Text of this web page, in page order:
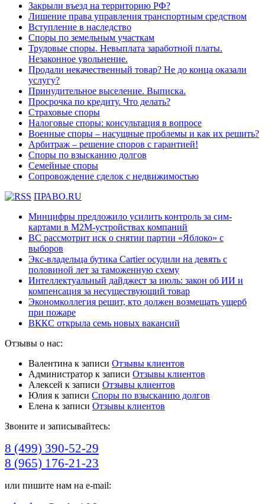
Закрыли въезд на территорию РФ?
Лишение права управления транспортным средством
Вступление в наследство
Споры по земельным участкам
Трудовые споры. Невыплата заработной платы.
Незаконное увольнение.
Продали некачественный товар? Не до конца оказали
услугу?
Принудительное выселение. Выписка.
Просрочка по кредиту. Что делать?
Страховые споры
Налоговые споры: консультация в вопросе
Военные споры – насущные проблемы и как их решить?
Арбитраж – решение споров с гарантией!
Споры по взысканию долгов
Семейные споры
Сопровождение сделок с недвижимостью
ПРАВО.RU
Минцифры предложило усилить контроль за сим-
картами в M2M-устройствах компаний
ВС рассмотрит иск о снятии партии «Яблоко» с
выборов
Экс-владельца бутика Cartier осудили на девять с
половиной лет за таможенную схему
Интеллектуальный дайджест за июль: закон об ИИ и
компенсация за несуществующий товар
Экономколлегия решит, кто должен возмещать ущерб
при пожаре
ВККС открыла семь новых вакансий
Отзывы о нас:
Валентина к записи Отзывы клиентов
Администратор к записи Отзывы клиентов
Алексей к записи Отзывы клиентов
Юлия к записи Споры по взысканию долгов
Елена к записи Отзывы клиентов
Звоните и записывайтесь:
8 (499) 390-52-29
8 (965) 176-21-23
или пишите нам на e-mail: